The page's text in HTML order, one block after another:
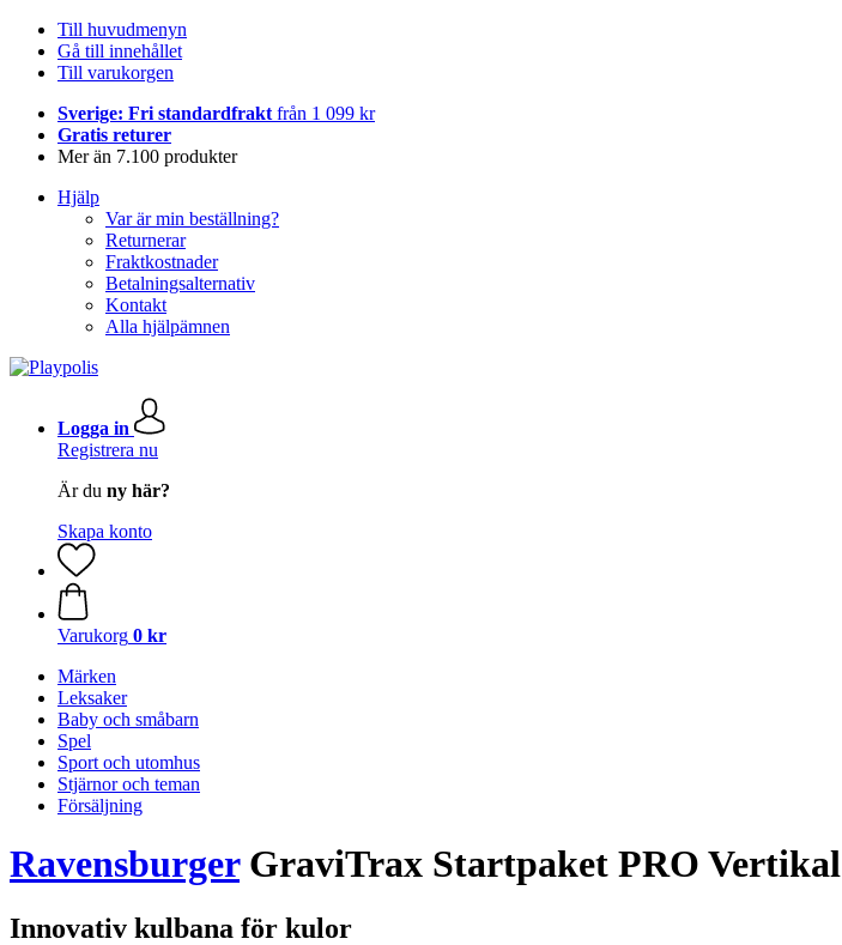
Till huvudmenyn
Gå till innehållet
Till varukorgen
Sverige: Fri standardfrakt från 1 099 kr
Gratis returer
Mer än 7.100 produkter
Hjälp
Var är min beställning?
Returnerar
Fraktkostnader
Betalningsalternativ
Kontakt
Alla hjälpämnen
Logga in
Registrera nu
Är du ny här?
Skapa konto
Varukorg 0 kr
Märken
Leksaker
Baby och småbarn
Spel
Sport och utomhus
Stjärnor och teman
Försäljning
RavensburgerGraviTrax Startpaket PRO Vertikal
Innovativ kulbana för kulor